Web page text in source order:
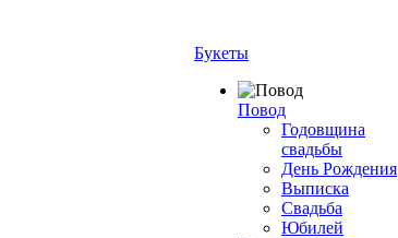
Букеты
Повод
Годовщина
свадьбы
День Рождения
Выписка
Свадьба
Юбилей